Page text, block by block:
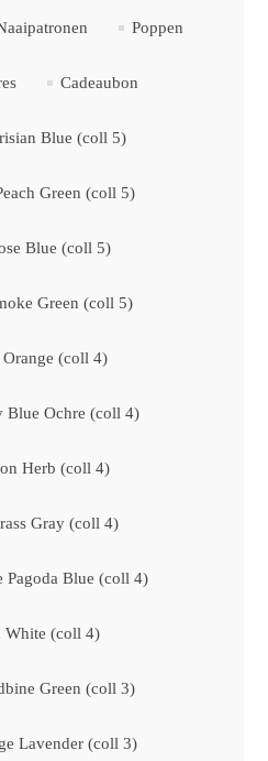
Poppen
Cadeaubon
Blue (coll 5)
Green (coll 5)
Blue (coll 5)
Green (coll 5)
Orange (coll 4)
Blue Ochre (coll 4)
Herb (coll 4)
Gray (coll 4)
Pagoda Blue (coll 4)
White (coll 4)
Green (coll 3)
Lavender (coll 3)